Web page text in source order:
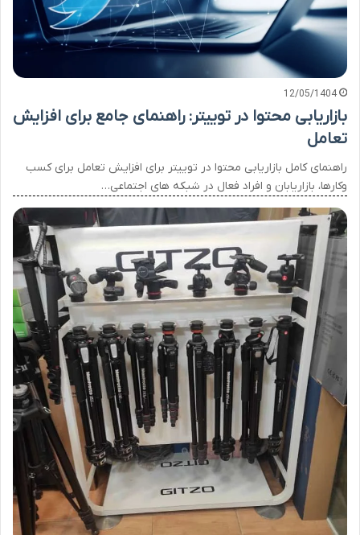
12/05/1404
بازاریابی محتوا در توییتر: راهنمای جامع برای افزایش
تعامل
راهنمای کامل بازاریابی محتوا در توییتر برای افزایش تعامل برای کسب
وکارها، بازاریابان و افراد فعال در شبکه های اجتماعی…